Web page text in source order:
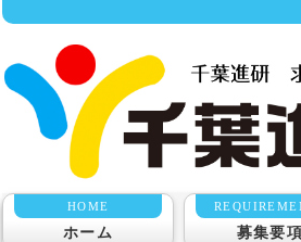
HOME
ホーム 募集要項